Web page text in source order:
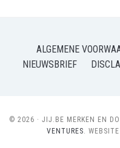
ALGEMENE
NIEUWSBRIEF
© 2026 · JIJ.BE MERKEN EN
VENTURES .